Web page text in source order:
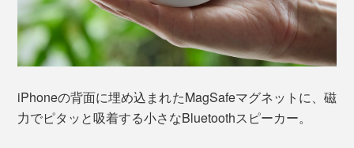
iPhoneの背面に埋め込まれたMagSafeマグネットに、磁
力でピタッと吸着する小さなBluetoothスピーカー。